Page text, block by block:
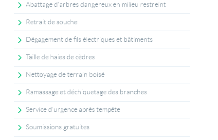
Abattage d’arbres dangereux en milieu restreint
Retrait de souche
Dégagement de fils électriques et bâtiments
Taille de haies de cèdres
Nettoyage de terrain boisé
Ramassage et déchiquetage des branches
Service d’urgence après tempête
Soumissions gratuites